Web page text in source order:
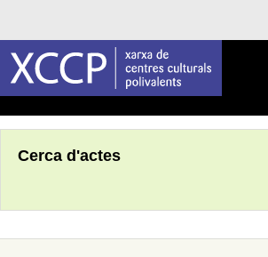
Cerca d'actes